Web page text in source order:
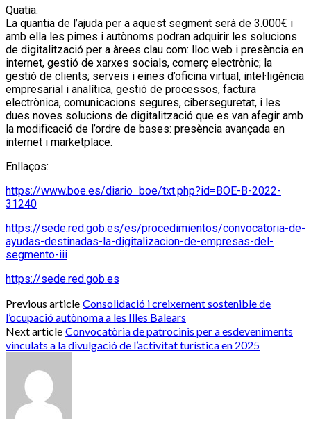
Quatia:
La quantia de l’ajuda per a aquest segment serà de 3.000€ i
amb ella les pimes i autònoms podran adquirir les solucions
de digitalització per a àrees clau com: lloc web i presència en
internet, gestió de xarxes socials, comerç electrònic; la
gestió de clients; serveis i eines d’oficina virtual, intel·ligència
empresarial i analítica, gestió de processos, factura
electrònica, comunicacions segures, ciberseguretat, i les
dues noves solucions de digitalització que es van afegir amb
la modificació de l’ordre de bases: presència avançada en
internet i marketplace.
Enllaços:
https://www.boe.es/diario_boe/txt.php?id=BOE-B-2022-
31240
https://sede.red.gob.es/es/procedimientos/convocatoria-de-
ayudas-destinadas-la-digitalizacion-de-empresas-del-
segmento-iii
https://sede.red.gob.es
Previous article Consolidació i creixement sostenible de
l’ocupació autònoma a les Illes Balears
Next article Convocatòria de patrocinis per a esdeveniments
vinculats a la divulgació de l’activitat turística en 2025